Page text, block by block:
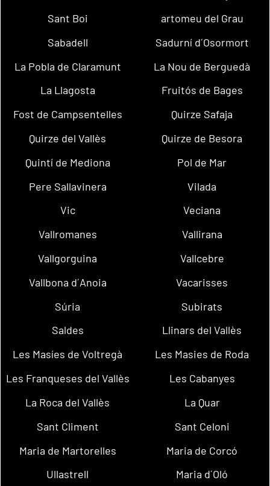
Sant Boi
artomeu del Grau
Sabadell
Sadurní d´Osormort
La Pobla de Claramunt
La Nou de Berguedà
La Llagosta
Fruitós de Bages
Fost de Campsentelles
Quirze Safaja
Quirze del Vallès
Quirze de Besora
Quintí de Mediona
Pol de Mar
Pere Sallavinera
Vilada
Vic
Veciana
Vallromanes
Vallirana
Vallgorguina
Vallcebre
Vallbona d´Anoia
Vacarisses
Súria
Subirats
Saldes
Llinars del Vallès
Les Masíes de Voltregà
Les Masies de Roda
Les Franqueses del Vallès
Les Cabanyes
La Roca del Vallès
La Quar
Sant Climent
Sant Celoni
Maria de Martorelles
Maria de Corcó
Ullastrell
Maria d´Oló